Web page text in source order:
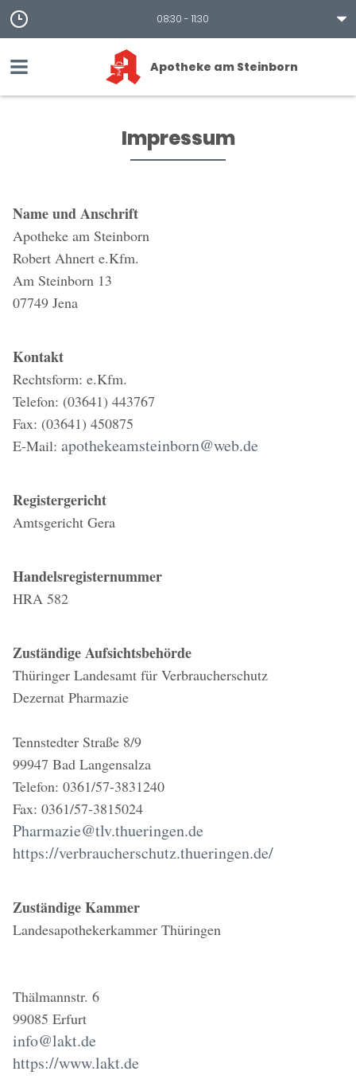
08:30 - 11:30
Apotheke am Steinborn
Impressum
Name und Anschrift
Apotheke am Steinborn
Robert Ahnert e.Kfm.
Am Steinborn 13
07749 Jena
Kontakt
Rechtsform: e.Kfm.
Telefon: (03641) 443767
Fax: (03641) 450875
E-Mail: apothekeamsteinborn@web.de
Registergericht
Amtsgericht Gera
Handelsregisternummer
HRA 582
Zuständige Aufsichtsbehörde
Thüringer Landesamt für Verbraucherschutz
Dezernat Pharmazie
Tennstedter Straße 8/9
99947 Bad Langensalza
Telefon: 0361/57-3831240
Fax: 0361/57-3815024
Pharmazie@tlv.thueringen.de
https://verbraucherschutz.thueringen.de/
Zuständige Kammer
Landesapothekerkammer Thüringen
Thälmannstr. 6
99085 Erfurt
info@lakt.de
https://www.lakt.de